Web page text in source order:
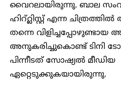
വൈറലായിരുന്നു. ബാല
ഹിറ്റ്ലിസ്റ്റ് എന്ന
തന്നെ
അനുകരിച്ചുകൊണ്ട് ടിനി
പിന്നീടത് സോഷ്യല്‍ മീഡിയ
ഏറ്റെടുക്കുകയായിരുന്നു.